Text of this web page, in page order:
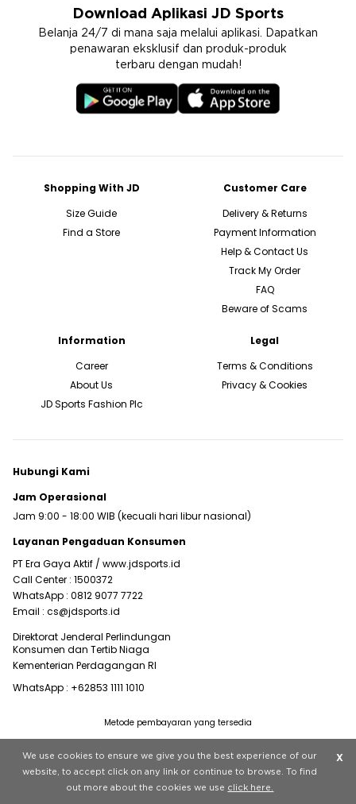
Download Aplikasi JD Sports
Belanja 24/7 di mana saja melalui aplikasi. Dapatkan
penawaran eksklusif dan produk-produk
terbaru dengan mudah!
Shopping With JD
Size Guide
Find a Store
Customer Care
Delivery & Returns
Payment Information
Help & Contact Us
Track My Order
FAQ
Beware of Scams
Information
Career
About Us
JD Sports Fashion Plc
Legal
Terms & Conditions
Privacy & Cookies
Hubungi Kami
Jam Operasional
Jam 9:00 - 18:00 WIB (kecuali hari libur nasional)
Layanan Pengaduan Konsumen
PT Era Gaya Aktif / www.jdsports.id
Call Center : 1500372
WhatsApp : 0812 9077 7722
Email : cs@jdsports.id
Direktorat Jenderal Perlindungan
Konsumen dan Tertib Niaga
Kementerian Perdagangan RI
WhatsApp : +62853 1111 1010
Copyright © 2022 JD Sports All rights reserved.
Metode pembayaran yang tersedia
We use cookies to ensure we give you the best experience of our
website, to accept click on any link or continue to browse. To find
out more about the cookies we use click here.
X